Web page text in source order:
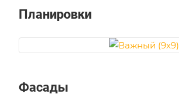
Планировки
Фасады